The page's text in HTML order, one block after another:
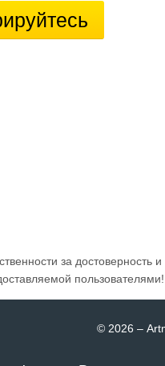
за достоверность и
пользователями!
© 2026 –